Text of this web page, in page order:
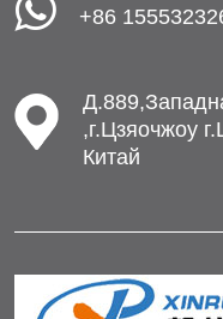
+86
,г.Цзяочжоу
Китай